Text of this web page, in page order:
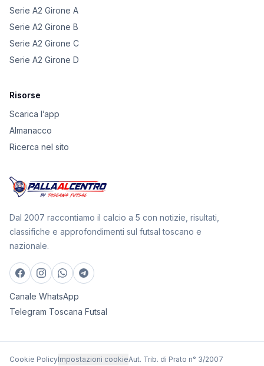
Serie A2 Girone A
Serie A2 Girone B
Serie A2 Girone C
Serie A2 Girone D
Risorse
Scarica l’app
Almanacco
Ricerca nel sito
Dal 2007 raccontiamo il calcio a 5 con notizie, risultati,
classifiche e approfondimenti sul futsal toscano e
nazionale.
Canale WhatsApp
Telegram Toscana Futsal
Cookie PolicyImpostazioni cookieAut. Trib. di Prato n° 3/2007